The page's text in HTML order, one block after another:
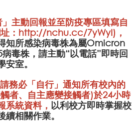
主動回報並至防疫專區填寫自
： http://nchu.cc/7yWyI)，
知所感染病毒株為屬Omicron
毒株，請主動“以電話”即時回
室。
請務必「自行」通知所有校內的
者、自主應變接觸者)於24小時
系統資料， 以利校方即時掌握校
續相關作業。